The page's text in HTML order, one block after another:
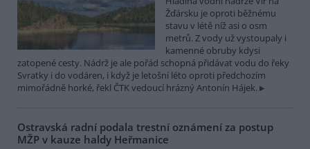
Žďársku je oproti běžnému
stavu v létě níž asi o osm
metrů. Z vody už vystoupaly i
kamenné obruby kdysi
zatopené cesty. Nádrž je ale pořád schopná přidávat vodu do řeky
Svratky i do vodáren, i když je letošní léto oproti předchozím
mimořádně horké, řekl ČTK vedoucí hrázný Antonín Hájek.
Ostravská radní podala trestní oznámení za postup
MŽP v kauze haldy Heřmanice